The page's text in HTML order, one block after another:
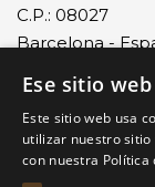
C.P.: 08027
Barcelona -
Recepción
Monlau, 29 -
Barcelona -
Contacto
Ese sitio
Este sitio web usa
utilizar nuestro sitio
con nuestra Política